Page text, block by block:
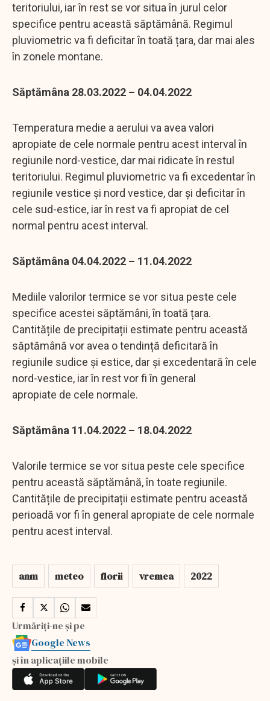
teritoriului, iar în rest se vor situa în jurul celor
specifice pentru această săptămână. Regimul
pluviometric va fi deficitar în toată țara, dar mai ales
în zonele montane.
Săptămâna 28.03.2022 – 04.04.2022
Temperatura medie a aerului va avea valori
apropiate de cele normale pentru acest interval în
regiunile nord-vestice, dar mai ridicate în restul
teritoriului. Regimul pluviometric va fi excedentar în
regiunile vestice și nord vestice, dar și deficitar în
cele sud-estice, iar în rest va fi apropiat de cel
normal pentru acest interval.
Săptămâna 04.04.2022 – 11.04.2022
Mediile valorilor termice se vor situa peste cele
specifice acestei săptămâni, în toată țara.
Cantitățile de precipitații estimate pentru această
săptămână vor avea o tendință deficitară în
regiunile sudice și estice, dar și excedentară în cele
nord-vestice, iar în rest vor fi în general
apropiate de cele normale.
Săptămâna 11.04.2022 – 18.04.2022
Valorile termice se vor situa peste cele specifice
pentru această săptămână, în toate regiunile.
Cantitățile de precipitații estimate pentru această
perioadă vor fi în general apropiate de cele normale
pentru acest interval.
anm meteo florii vremea 2022
Urmăriți-ne și pe
Google News
și în aplicațiile mobile